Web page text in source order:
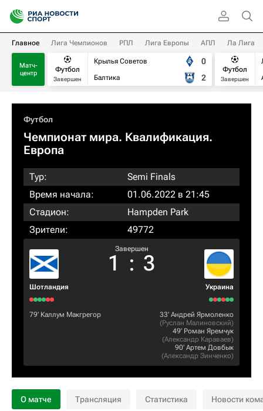
Главное Лига Чемпионов РПЛ Лига Европы АПЛ Ла Лига
Матч-
центр
Футбол
Завершен
Крылья Советов
Балтика
0
2
Футбол
Завершен
Футбол
Чемпионат мира. Квалификация.
Европа
Тур:
Semi Finals
Время начала:
01.06.2022 в 21:45
Стадион:
Hampden Park
Зрители:
49772
Шотландия
Завершен
1 : 3
Украина
79‎’‎ Каллум Макгрегор 33‎’‎ Андрей Ярмоленко
(Руслан Малиновский)
49‎’‎ Роман Яремчук
(Александр Караваев)
90‎’‎ Артем Довбык
(Александр Зинченко)
О матче Трансляция Статистика Новости